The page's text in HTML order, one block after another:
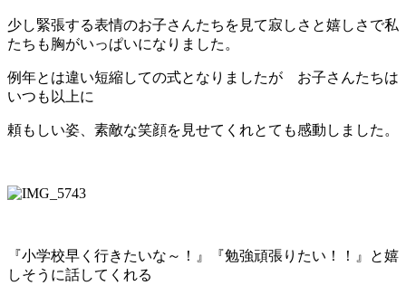
少し緊張する表情のお子さんたちを見て寂しさと嬉しさで私
たちも胸がいっぱいになりました。
例年とは違い短縮しての式となりましたが お子さんたちは
いつも以上に
頼もしい姿、素敵な笑顔を見せてくれとても感動しました。
『小学校早く行きたいな～！』『勉強頑張りたい！！』と嬉
しそうに話してくれる